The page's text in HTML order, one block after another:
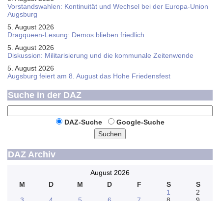
Vorstandswahlen: Kontinuität und Wechsel bei der Europa-Union
Augsburg
5. August 2026
Dragqueen-Lesung: Demos blieben friedlich
5. August 2026
Diskussion: Mi­li­ta­ri­sie­rung und die kommunale Zeitenwende
5. August 2026
Augsburg feiert am 8. August das Hohe Friedensfest
Suche in der DAZ
DAZ-Suche
Google-Suche
Suchen
DAZ Archiv
August 2026
M
D M D F S
S
1
2